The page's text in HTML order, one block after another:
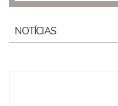
NOTÍCIAS